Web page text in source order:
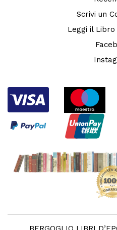
Scrivi un
Leggi il